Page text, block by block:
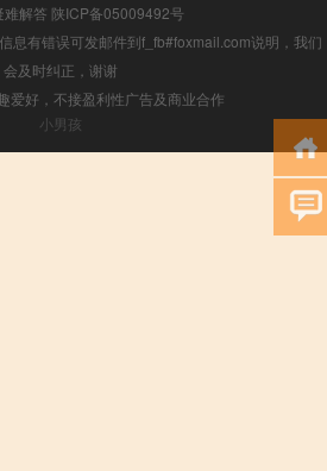
难解答 陕ICP备05009492号
息有错误可发邮件到f_fb#foxmail.com说明，我们
会及时纠正，谢谢
爱好，不接盈利性广告及商业合作
小男孩